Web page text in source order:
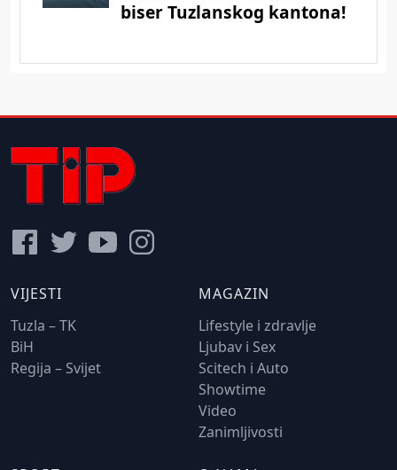
VIJESTI
Tuzla – TK
BiH
Regija – Svijet
MAGAZIN
Lifestyle i zdravlje
Ljubav i Sex
Scitech i Auto
Showtime
Video
Zanimljivosti